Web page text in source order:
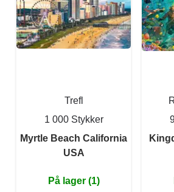
Trefl
1 000 Stykker
Myrtle Beach California
USA
På lager (1)